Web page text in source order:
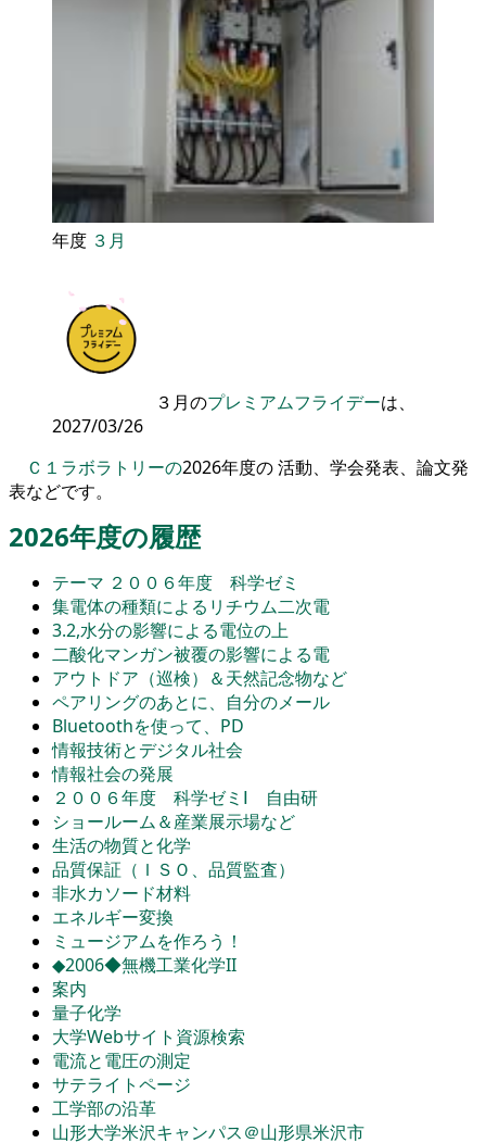
年度 ３月
３月のプレミアムフライデーは、
2027/03/26
Ｃ１ラボラトリーの2026年度の 活動、学会発表、論文発
表などです。
2026年度の履歴
テーマ ２００６年度 科学ゼミ
集電体の種類によるリチウム二次電
3.2,水分の影響による電位の上
二酸化マンガン被覆の影響による電
アウトドア（巡検）＆天然記念物など
ペアリングのあとに、自分のメール
Bluetoothを使って、PD
情報技術とデジタル社会
情報社会の発展
２００６年度 科学ゼミⅠ 自由研
ショールーム＆産業展示場など
生活の物質と化学
品質保証（ＩＳＯ、品質監査）
非水カソード材料
エネルギー変換
ミュージアムを作ろう！
◆2006◆無機工業化学II
案内
量子化学
大学Webサイト資源検索
電流と電圧の測定
サテライトページ
工学部の沿革
山形大学米沢キャンパス＠山形県米沢市